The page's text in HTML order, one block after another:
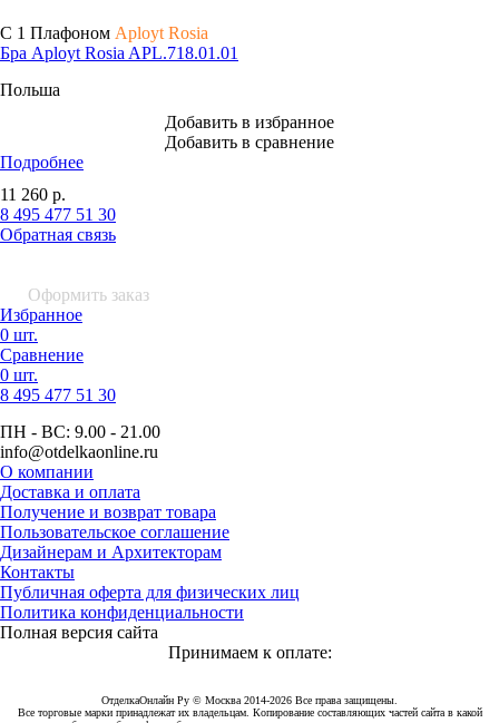
С 1 Плафоном Aployt Rosia
Бра Aployt Rosia APL.718.01.01
Польша
Добавить в избранное
Добавить в сравнение
Подробнее
11 260 р.
8 495 477 51 30
Обратная связь
Оформить заказ
Избранное
0 шт.
Сравнение
0 шт.
8 495 477 51 30
ПН - ВС: 9.00 - 21.00
info@otdelkaonline.ru
О компании
Доставка и оплата
Получение и возврат товара
Пользовательское соглашение
Дизайнерам и Архитекторам
Контакты
Публичная оферта для физических лиц
Политика конфиденциальности
Полная версия сайта
Принимаем к оплате:
ОтделкаОнлайн Ру © Москва 2014-2026 Все права защищены.
Все торговые марки принадлежат их владельцам. Копирование составляющих частей сайта в какой